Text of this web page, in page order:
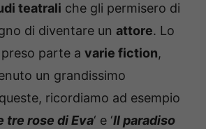
teatrali che gli permisero di
di diventare un attore. Lo
parte a varie fiction,
un grandissimo
ricordiamo ad esempio
tre rose di Eva‘ e ‘Il paradiso